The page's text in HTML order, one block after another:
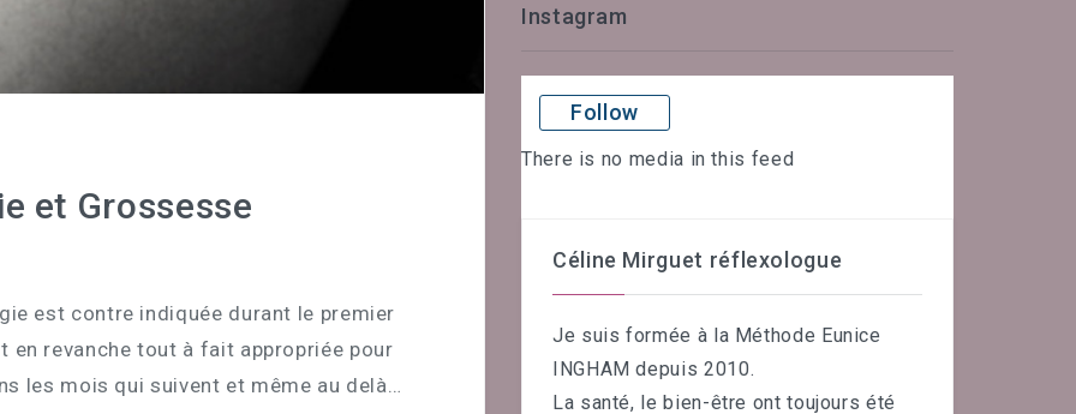
et Grossesse
est contre indiquée durant le premier
revanche tout à fait appropriée pour
les mois qui suivent et même au delà…
Instagram
Follow
There is no media in this feed
Céline Mirguet réflexologue
Je suis formée à la Méthode Eunice
INGHAM depuis 2010.
La santé, le bien-être ont toujours été